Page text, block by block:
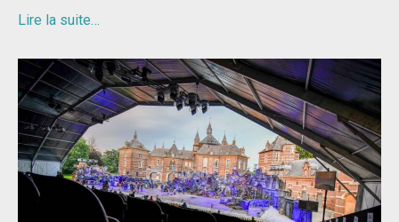
Lire la suite…